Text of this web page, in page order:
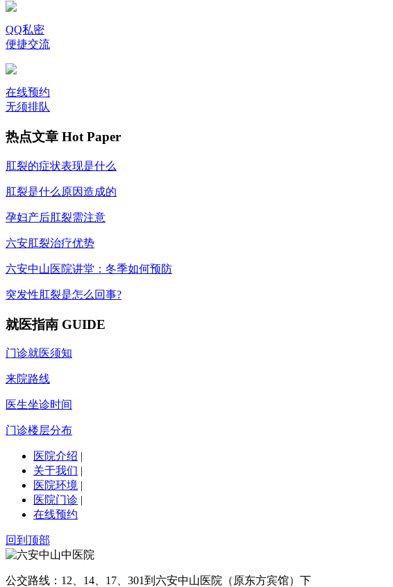
QQ私密
便捷交流
在线预约
无须排队
热点文章 Hot Paper
肛裂的症状表现是什么
肛裂是什么原因造成的
孕妇产后肛裂需注意
六安肛裂治疗优势
六安中山医院讲堂：冬季如何预防
突发性肛裂是怎么回事?
就医指南 GUIDE
门诊就医须知
来院路线
医生坐诊时间
门诊楼层分布
医院介绍 |
关于我们 |
医院环境 |
医院门诊 |
在线预约
回到顶部
公交路线：12、14、17、301到六安中山医院（原东方宾馆）下